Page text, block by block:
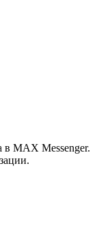
MAX Messenger.